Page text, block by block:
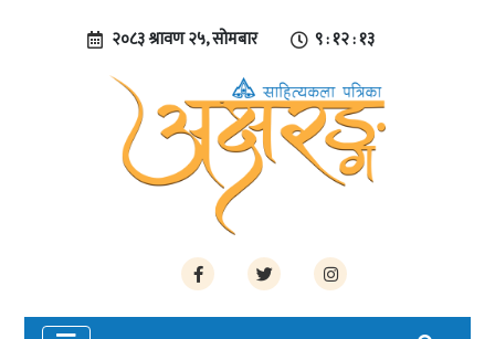
२०८३ श्रावण २५, सोमबार ९ : १२ : १४